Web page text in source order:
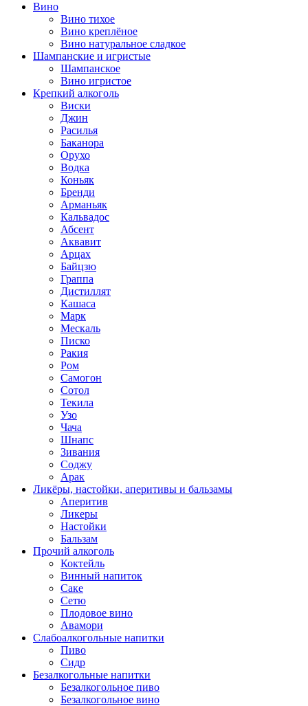
Вино
Вино тихое
Вино креплёное
Вино натуральное сладкое
Шампанские и игристые
Шампанское
Вино игристое
Крепкий алкоголь
Виски
Джин
Расилья
Баканора
Орухо
Водка
Коньяк
Бренди
Арманьяк
Кальвадос
Абсент
Аквавит
Арцах
Байцзю
Граппа
Дистиллят
Кашаса
Марк
Мескаль
Писко
Ракия
Ром
Самогон
Сотол
Текила
Узо
Чача
Шнапс
Зивания
Соджу
Арак
Ликёры, настойки, аперитивы и бальзамы
Аперитив
Ликеры
Настойки
Бальзам
Прочий алкоголь
Коктейль
Винный напиток
Саке
Сетю
Плодовое вино
Авамори
Слабоалкогольные напитки
Пиво
Сидр
Безалкогольные напитки
Безалкогольное пиво
Безалкогольное вино